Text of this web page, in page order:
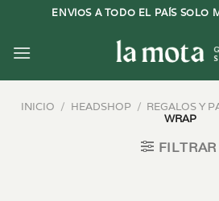
contenido
ENVIOS A TODO EL PAÍS SOLO
INICIO / HEADSHOP / REGALOS Y
WRAP
FILTRAR